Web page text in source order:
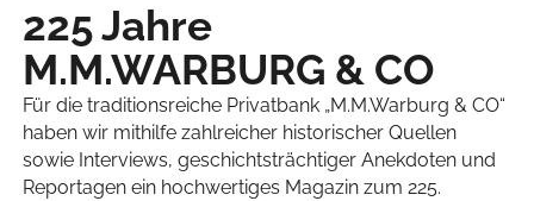
225 Jahre
M.M.WARBURG & CO
Für die traditionsreiche Privatbank „M.M.Warburg & CO“
haben wir mithilfe zahlreicher historischer Quellen
sowie Interviews, geschichtsträchtiger Anekdoten und
Reportagen ein hochwertiges Magazin zum 225.